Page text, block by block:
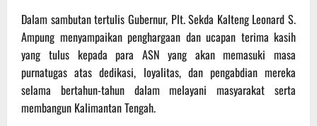
Dalam sambutan tertulis Gubernur, Plt. Sekda Kalteng Leonard S.
Ampung menyampaikan penghargaan dan ucapan terima kasih
yang tulus kepada para ASN yang akan memasuki masa
purnatugas atas dedikasi, loyalitas, dan pengabdian mereka
selama bertahun-tahun dalam melayani masyarakat serta
membangun Kalimantan Tengah.